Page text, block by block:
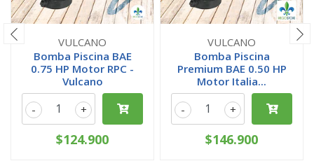
VULCANO
Bomba Piscina BAE
0.75 HP Motor RPC -
Vulcano
+
-
$124.900
VULCANO
Bomba Piscina
Premium BAE 0.50 HP
Motor Italia...
+
-
$146.900